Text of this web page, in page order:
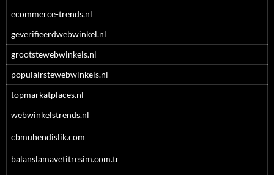
ecommerce-trends.nl
geverifieerdwebwinkel.nl
grootstewebwinkels.nl
populairstewebwinkels.nl
topmarkatplaces.nl
webwinkelstrends.nl
cbmuhendislik.com
balanslamavetitresim.com.tr